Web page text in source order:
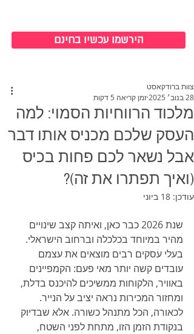
הירשמו עכשיו בחינם
מלכוד הרווחיות הסמוי: למה
העסק שלכם מכניס אותו דבר
אבל נשאר לכם פחות בכיס
(ואיך תפתרו את זה)?
צוות ברודקאסט
28 בנוב׳ 2025
זמן קריאה 5 דקות
עודכן: 18 ביוני
שנת 2026 כבר כאן, ואיתה קצב שינויים
מהיר במיוחד בכלכלה וברחוב הישראלי.
בעלי עסקים רבים מוצאים את עצמם
עובדים קשה יותר מאי פעם: הקמפיינים
באוויר, הלקוחות ממשיכים להיכנס בדלת,
ומחזור המכירות נראה יציב על הנייר.
לכאורה, הכל מתנהל כשורה. אלא שבדיוק
בנקודת הזמן הזו, מתחת לפני השטח,